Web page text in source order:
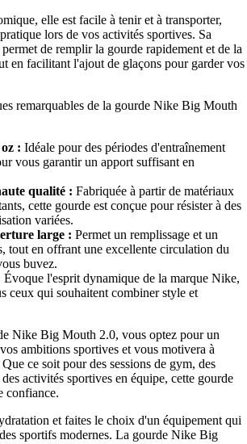
elle est facile à tenir et à transporter,
lors de vos activités sportives. Sa
de remplir la gourde rapidement et de la
en facilitant l'ajout de glaçons pour garder vos
remarquables de la gourde Nike Big Mouth
: Idéale pour des périodes d'entraînement
vous garantir un apport suffisant en
qualité : Fabriquée à partir de matériaux
cette gourde est conçue pour résister à des
variées.
large : Permet un remplissage et un
tout en offrant une excellente circulation du
buvez.
Évoque l'esprit dynamique de la marque Nike,
ceux qui souhaitent combiner style et
Nike Big Mouth 2.0, vous optez pour un
ambitions sportives et vous motivera à
ce soit pour des sessions de gym, des
activités sportives en équipe, cette gourde
confiance.
et faites le choix d'un équipement qui
sportifs modernes. La gourde Nike Big